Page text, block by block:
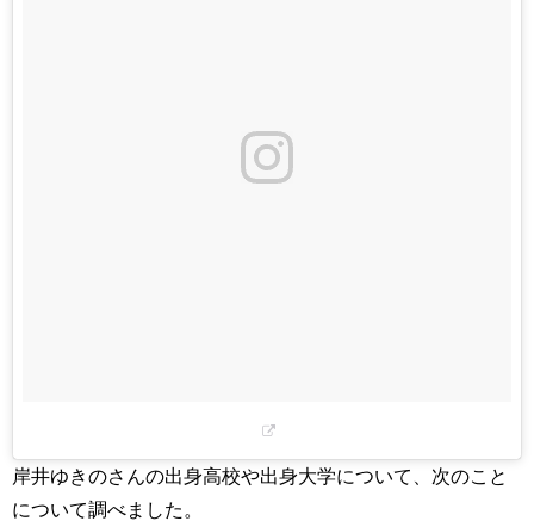
岸井ゆきのさんの出身高校や出身大学について、次のこと
について調べました。